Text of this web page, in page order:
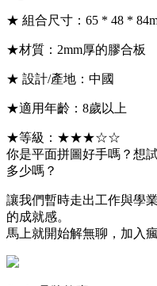
★ 組合尺寸：65 * 48 *
★材質：2mm厚的膠合板
★ 設計/產地：中國
★適用年齡：8歲以上
★等級：★★★☆☆
你是平面拼圖好手嗎？想
多少嗎？
讓我們暫時走出工作與學
的成就感。
馬上就開始解無聊，加入